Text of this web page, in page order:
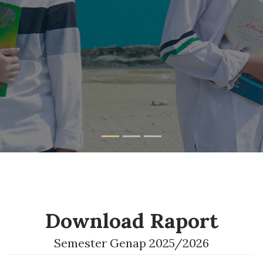
Download Raport
Semester Genap 2025/2026